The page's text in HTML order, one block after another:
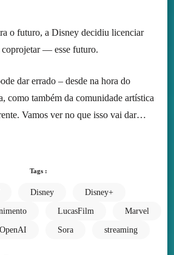
o futuro, a Disney decidiu licenciar
— esse futuro.
dar errado – desde na hora do
como também da comunidade artística
Vamos ver no que isso vai dar…
Tags :
Disney Disney+
LucasFilm Marvel
OpenAI Sora streaming